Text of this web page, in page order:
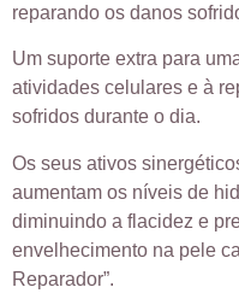
reparando os danos
Um suporte extra para
atividades celulares e à
sofridos durante o dia.
Os seus ativos
aumentam os níveis de
diminuindo a flacidez e
envelhecimento na pele
Reparador”.